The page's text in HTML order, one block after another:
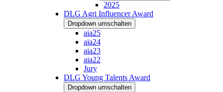
2025
DLG Agri Influencer Award
Dropdown umschalten
aia25
aia24
aia23
aia22
Jury
DLG Young Talents Award
Dropdown umschalten